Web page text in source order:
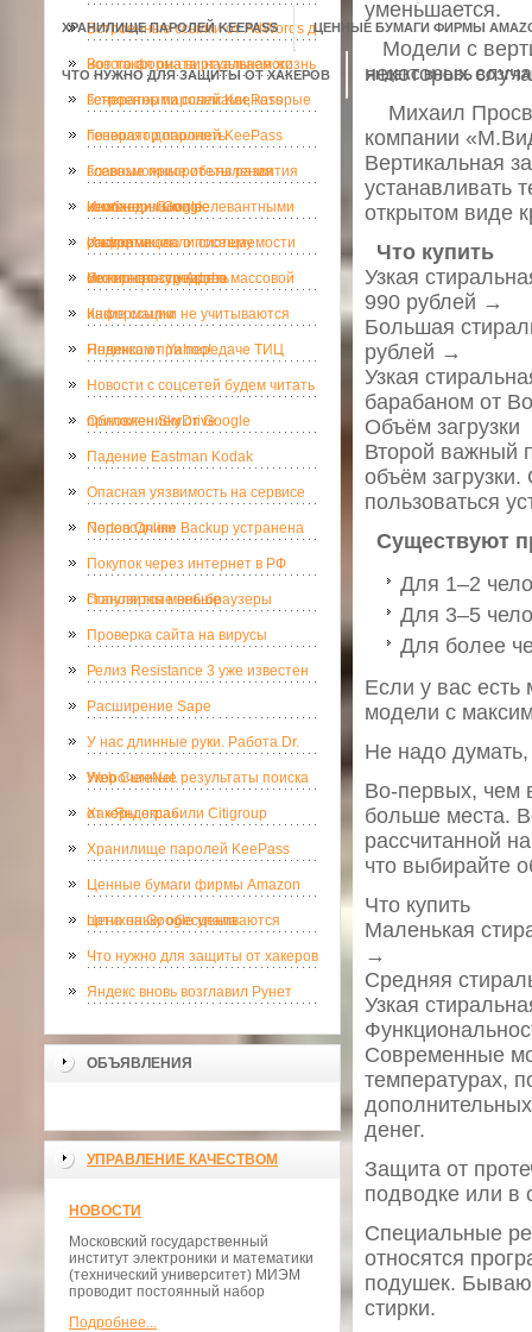
ХРАНИЛИЩЕ ПАРОЛЕЙ KEEPASS ЦЕННЫЕ БУМАГИ ФИРМЫ
ЧТО НУЖНО ДЛЯ ЗАЩИТЫ ОТ ХАКЕРОВ ЯНДЕКС ВНОВЬ
Встроенные ссылки от AdWords д
нового формата, называемого
встроенными ссылками, которые
позволят дополнять
всевозможные объявления
необходимыми релевантными
ссылками.
Вот такая она виртуальная жизнь
Генератор паролей KeePass
Генератор паролей KeePass
Главные приоритеты развития
компании Google
Инженеры Google
раскритиковали систему
безопасности Adobe
Информацию о посещаемости
можно сразу увидеть
Интернет - средство массовой
информации
Какие ссылки не учитываются
Яндексом при передаче ТИЦ
Новинка от Yahoo!
Новости с соцсетей будем читать
приложением от Google
Обновлен SkyDrive
Падение Eastman Kodak
Опасная уязвимость на сервисе
Norton Online Backup устранена
Переводчики
Покупок через интернет в РФ
становится меньше
Популярные веб-браузеры
Проверка сайта на вирусы
Релиз Resistance 3 уже известен
Расширение Sape
У нас длинные руки. Работа Dr.
Web CureNet.
Укороченные результаты поиска
от «Яндекса»
Хакеры ограбили Citigroup
Хранилище паролей KeePass
Ценные бумаги фирмы Amazon
потихоньку обесцениваются
Цена на Google упала
Что нужно для защиты от хакеров
Яндекс вновь возглавил Рунет
ОБЪЯВЛЕНИЯ
УПРАВЛЕНИЕ КАЧЕСТВОМ
НОВОСТИ
Московский государственный
институт электроники и математики
(технический университет) МИЭМ
проводит постоянный набор
Подробнее...
уменьшается.
Модели с
некоторых
Михаил
компании
Вертикальная
устанавливать
открытом виде
Что купить
Узкая
990 рублей →
Большая
рублей →
Узкая
барабаном от
Объём загрузки
Второй важный
объём
пользоваться
Существуют
Для 1–2
Для 3–5
Для более
Если у вас есть
модели с
Не надо
Во-первых, чем
больше места.
рассчитанной
что выбирайте
Что купить
Маленькая
→
Средняя
Узкая
Современные
температурах,
денег.
Защита от
подводке или в
Специальные
относятся
подушек.
стирки.